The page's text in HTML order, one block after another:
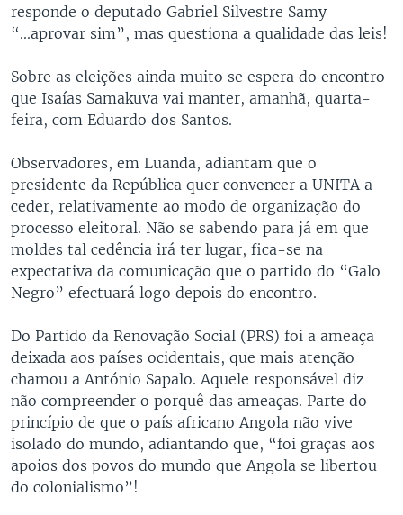
responde o deputado Gabriel Silvestre Samy
“...aprovar sim”, mas questiona a qualidade das leis!
Sobre as eleições ainda muito se espera do encontro
que Isaías Samakuva vai manter, amanhã, quarta-
feira, com Eduardo dos Santos.
Observadores, em Luanda, adiantam que o
presidente da República quer convencer a UNITA a
ceder, relativamente ao modo de organização do
processo eleitoral. Não se sabendo para já em que
moldes tal cedência irá ter lugar, fica-se na
expectativa da comunicação que o partido do “Galo
Negro” efectuará logo depois do encontro.
Do Partido da Renovação Social (PRS) foi a ameaça
deixada aos países ocidentais, que mais atenção
chamou a António Sapalo. Aquele responsável diz
não compreender o porquê das ameaças. Parte do
princípio de que o país africano Angola não vive
isolado do mundo, adiantando que, “foi graças aos
apoios dos povos do mundo que Angola se libertou
do colonialismo”!